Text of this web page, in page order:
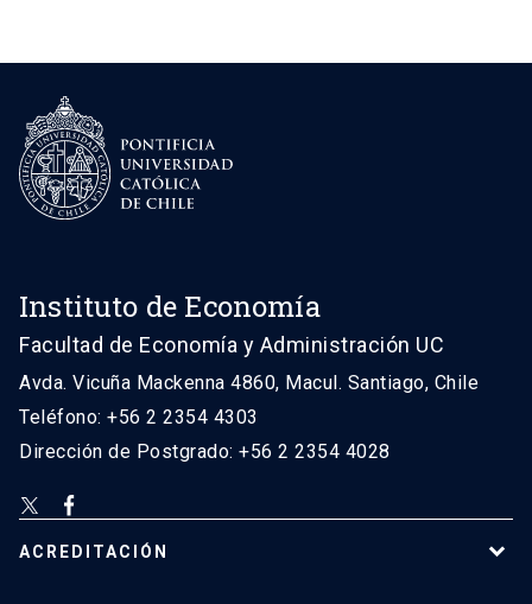
Instituto de Economía
Facultad de Economía y Administración UC
Avda. Vicuña Mackenna 4860, Macul. Santiago, Chile
Teléfono: +56 2 2354 4303
Dirección de Postgrado: +56 2 2354 4028
ACREDITACIÓN